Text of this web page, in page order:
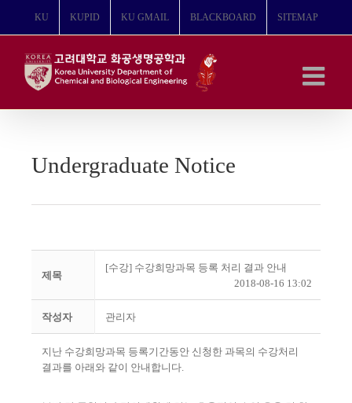
뛰
KU KUPID KU GMAIL BLACKBOARD SITEMAP
Undergraduate Notice
제목
[수강] 수강희망과목 등록 처리 결과 안내
2018-08-16 13:02
작성자 관리자
지난 수강희망과목 등록기간동안 신청한 과목의 수강처리
결과를 아래와 같이 안내합니다.